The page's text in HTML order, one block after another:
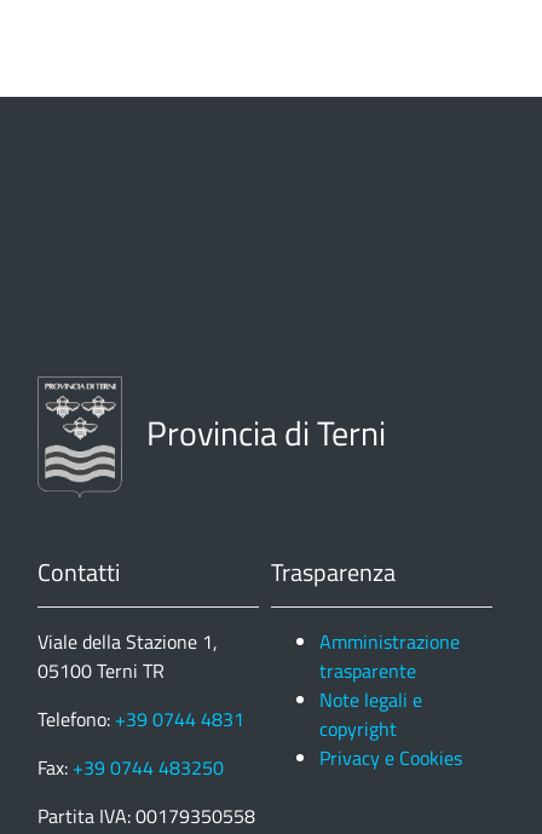
Provincia di Terni
Contatti
Viale della Stazione 1,
05100 Terni TR
Telefono: +39 0744 4831
Fax: +39 0744 483250
Partita IVA: 00179350558
Trasparenza
Amministrazione
trasparente
Note legali e
copyright
Privacy e Cookies